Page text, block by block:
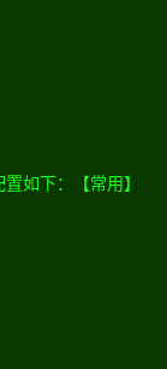
如下：【常用】